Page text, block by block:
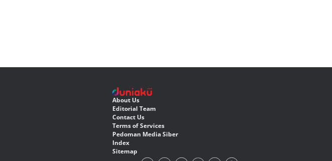
About Us
Editorial Team
Contact Us
Terms of Services
Pedoman Media Siber
Index
Sitemap